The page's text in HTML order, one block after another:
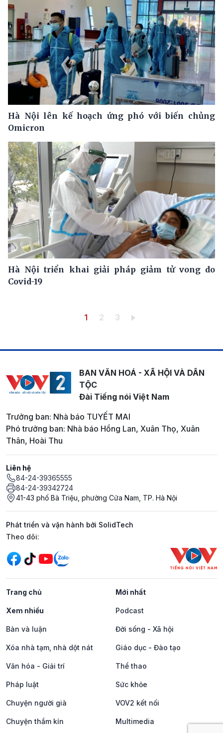
Hà Nội lên kế hoạch ứng phó với biến chủng
Omicron
Hà Nội triển khai giải pháp giảm tử vong do
Covid-19
Trang hiện thời
1 Trang
2 Trang
3
BAN VĂN HOÁ - XÃ HỘI VÀ DÂN
TỘC
Đài Tiếng nói Việt Nam
Trưởng ban: Nhà báo TUYẾT MAI
Phó trưởng ban: Nhà báo Hồng Lan, Xuân Thọ, Xuân
Thân, Hoài Thu
Liên hệ
84-24-39365555
84-24-39342724
41-43 phố Bà Triệu, phường Cửa Nam, TP. Hà Nội
Phát triển và vận hành bởi SolidTech
Mạng xã hội
Theo dõi:
Trang chủ Mới nhất
Xem nhiều Podcast
Bàn và luận Đời sống - Xã hội
Xóa nhà tạm, nhà dột nát Giáo dục - Đào tạo
Văn hóa - Giải trí Thể thao
Pháp luật Sức khỏe
Chuyện người già VOV2 kết nối
Chuyện thầm kín Multimedia